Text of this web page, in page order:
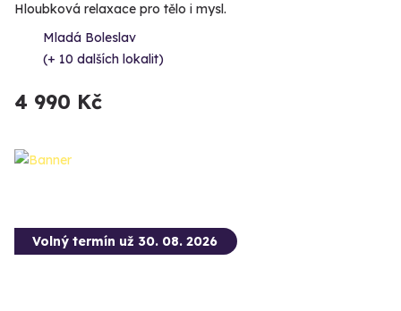
Hloubková relaxace pro tělo i mysl.
Mladá Boleslav
(+ 10 dalších lokalit)
4 990 Kč
Volný termín už 30. 08. 2026